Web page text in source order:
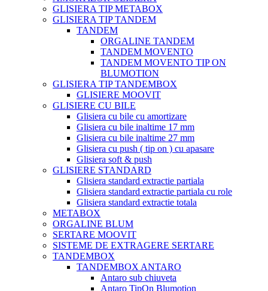
GLISIERA TIP METABOX
GLISIERA TIP TANDEM
TANDEM
ORGALINE TANDEM
TANDEM MOVENTO
TANDEM MOVENTO TIP ON
BLUMOTION
GLISIERA TIP TANDEMBOX
GLISIERE MOOVIT
GLISIERE CU BILE
Glisiera cu bile cu amortizare
Glisiera cu bile inaltime 17 mm
Glisiera cu bile inaltime 27 mm
Glisiera cu push ( tip on ) cu apasare
Glisiera soft & push
GLISIERE STANDARD
Glisiera standard extractie partiala
Glisiera standard extractie partiala cu role
Glisiera standard extractie totala
METABOX
ORGALINE BLUM
SERTARE MOOVIT
SISTEME DE EXTRAGERE SERTARE
TANDEMBOX
TANDEMBOX ANTARO
Antaro sub chiuveta
Antaro TipOn Blumotion